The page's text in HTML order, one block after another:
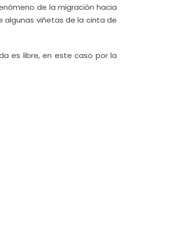
de la migración hacia
algunas viñetas de la cinta de
es libre, en este caso por la